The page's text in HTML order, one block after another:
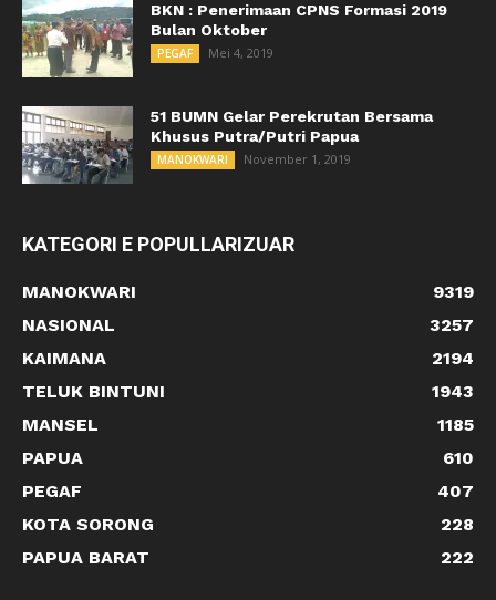
BKN : Penerimaan CPNS Formasi 2019
Bulan Oktober
PEGAF Mei 4, 2019
51 BUMN Gelar Perekrutan Bersama
Khusus Putra/Putri Papua
MANOKWARI November 1, 2019
KATEGORI E POPULLARIZUAR
MANOKWARI
9319
NASIONAL
3257
KAIMANA
2194
TELUK BINTUNI
1943
MANSEL
1185
PAPUA
610
PEGAF
407
KOTA SORONG
228
PAPUA BARAT
222